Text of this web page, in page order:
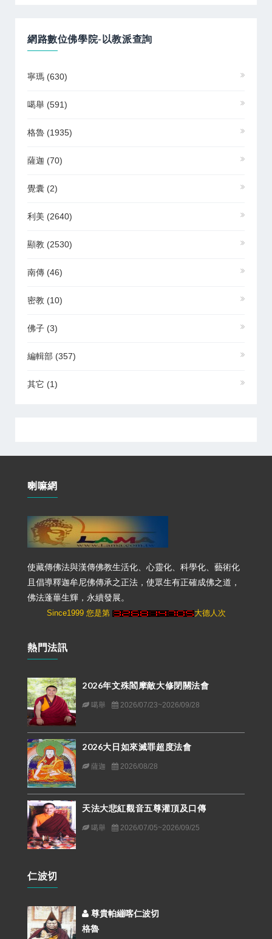
網路數位佛學院-以教派查詢
寧瑪 (630)
噶舉 (591)
格魯 (1935)
薩迦 (70)
覺囊 (2)
利美 (2640)
顯教 (2530)
南傳 (46)
密教 (10)
佛子 (3)
編輯部 (357)
其它 (1)
喇嘛網
使藏傳佛法與漢傳佛教生活化、心靈化、科學化、藝術化
且倡導釋迦牟尼佛傳承之正法，使眾生有正確成佛之道，
佛法蓬蓽生輝，永續發展。
Since1999 您是第 大德人次
熱門法訊
2026年文殊閻摩敵大修閉關法會
噶舉 2026/07/23~2026/09/28
2026大日如來滅罪超度法會
薩迦 2026/08/28
天法大悲紅觀音五尊灌頂及口傳
噶舉 2026/07/05~2026/09/25
仁波切
尊貴帕繃喀仁波切
格魯